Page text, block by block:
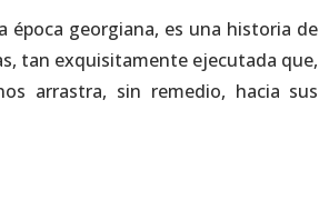
época georgiana, es una historia de
tan exquisitamente ejecutada que,
arrastra, sin remedio, hacia sus